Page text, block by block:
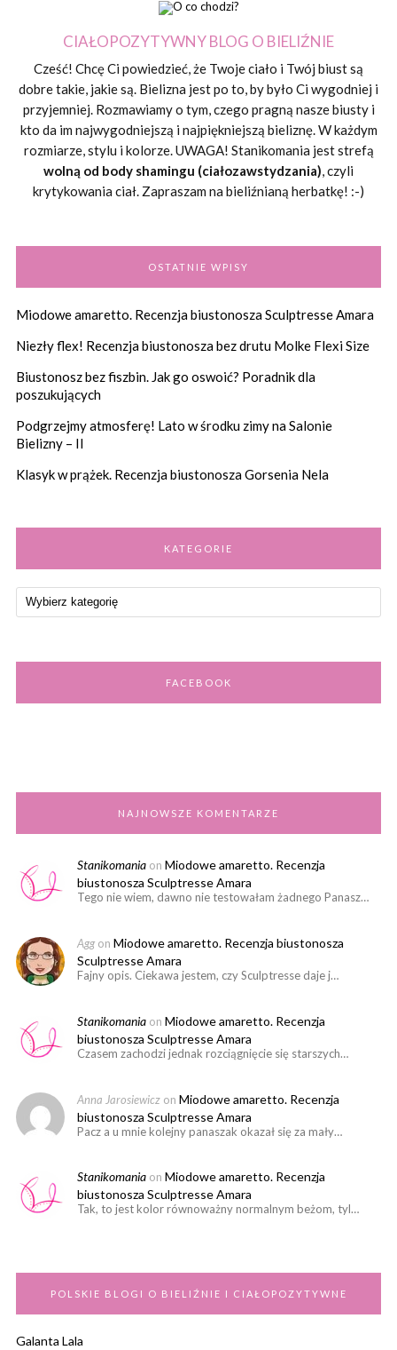
CIAŁOPOZYTYWNY BLOG O BIELIŹNIE
Cześć! Chcę Ci powiedzieć, że Twoje ciało i Twój biust są
dobre takie, jakie są. Bielizna jest po to, by było Ci wygodniej i
przyjemniej. Rozmawiamy o tym, czego pragną nasze biusty i
kto da im najwygodniejszą i najpiękniejszą bieliznę. W każdym
rozmiarze, stylu i kolorze. UWAGA! Stanikomania jest strefą
wolną od body shamingu (ciałozawstydzania), czyli
krytykowania ciał. Zapraszam na bieliźnianą herbatkę! :-)
OSTATNIE WPISY
Miodowe amaretto. Recenzja biustonosza Sculptresse Amara
Niezły flex! Recenzja biustonosza bez drutu Molke Flexi Size
Biustonosz bez fiszbin. Jak go oswoić? Poradnik dla
poszukujących
Podgrzejmy atmosferę! Lato w środku zimy na Salonie
Bielizny – II
Klasyk w prążek. Recenzja biustonosza Gorsenia Nela
KATEGORIE
FACEBOOK
NAJNOWSZE KOMENTARZE
Stanikomania on Miodowe amaretto. Recenzja
biustonosza Sculptresse Amara
Tego nie wiem, dawno nie testowałam żadnego Panasz…
Agg on Miodowe amaretto. Recenzja biustonosza
Sculptresse Amara
Fajny opis. Ciekawa jestem, czy Sculptresse daje j…
Stanikomania on Miodowe amaretto. Recenzja
biustonosza Sculptresse Amara
Czasem zachodzi jednak rozciągnięcie się starszych…
Anna Jarosiewicz on Miodowe amaretto. Recenzja
biustonosza Sculptresse Amara
Pacz a u mnie kolejny panaszak okazał się za mały…
Stanikomania on Miodowe amaretto. Recenzja
biustonosza Sculptresse Amara
Tak, to jest kolor równoważny normalnym beżom, tyl…
POLSKIE BLOGI O BIELIŹNIE I CIAŁOPOZYTYWNE
Galanta Lala